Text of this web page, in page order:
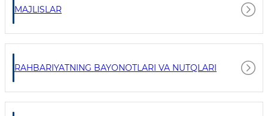
MAJLISLAR
RAHBARIYATNING BAYONOTLARI VA NUTQLARI